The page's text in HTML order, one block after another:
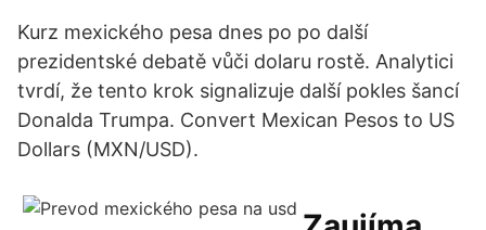
Kurz mexického pesa dnes po po další
prezidentské debatě vůči dolaru rostě. Analytici
tvrdí, že tento krok signalizuje další pokles šancí
Donalda Trumpa. Convert Mexican Pesos to US
Dollars (MXN/USD).